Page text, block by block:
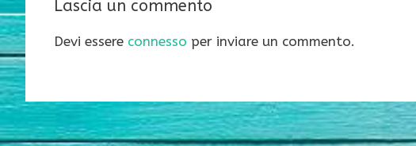
Lascia un commento
Devi essere connesso per inviare un commento.